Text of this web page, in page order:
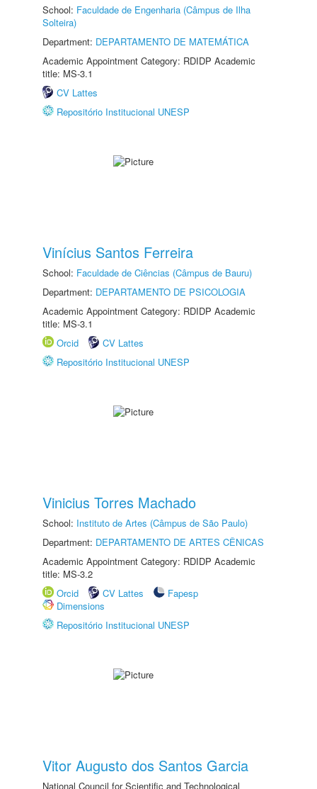
School: Faculdade de Engenharia (Câmpus de Ilha
Solteira)
Department: DEPARTAMENTO DE MATEMÁTICA
Academic Appointment Category: RDIDP Academic
title: MS-3.1
CV Lattes
Repositório Institucional UNESP
Vinícius Santos Ferreira
School: Faculdade de Ciências (Câmpus de Bauru)
Department: DEPARTAMENTO DE PSICOLOGIA
Academic Appointment Category: RDIDP Academic
title: MS-3.1
Orcid
CV Lattes
Repositório Institucional UNESP
Vinicius Torres Machado
School: Instituto de Artes (Câmpus de São Paulo)
Department: DEPARTAMENTO DE ARTES CÊNICAS
Academic Appointment Category: RDIDP Academic
title: MS-3.2
Orcid
CV Lattes
Fapesp
Dimensions
Repositório Institucional UNESP
Vitor Augusto dos Santos Garcia
National Council for Scientific and Technological